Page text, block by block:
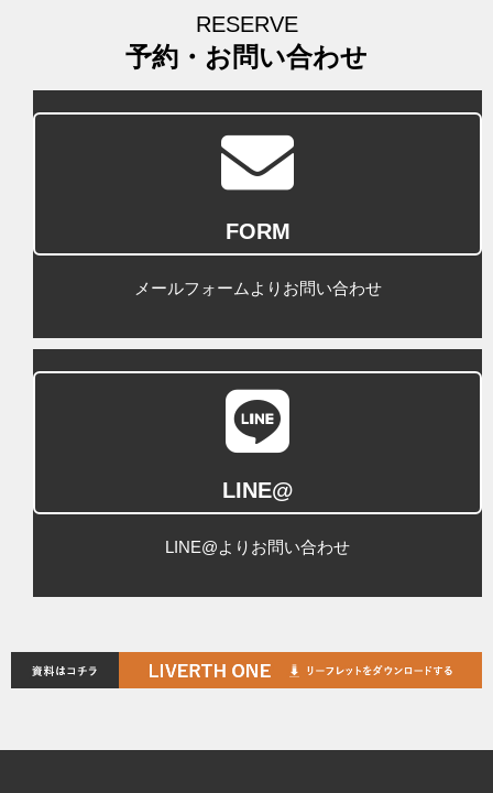
RESERVE
予約・お問い合わせ
FORM
メールフォームよりお問い合わせ
LINE@
LINE@よりお問い合わせ